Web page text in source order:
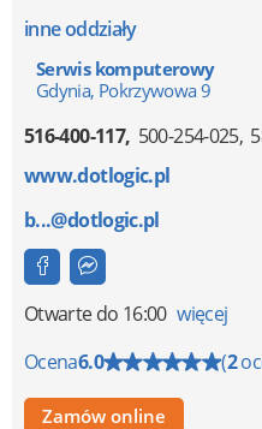
inne oddziały
Serwis komputerowy
Gdynia, Pokrzywowa 9
516-400-117 500-254-025
www.dotlogic.pl
b...@dotlogic.pl
Otwartedo 16:00 więcej
Ocena6.0 (2
Zamów online